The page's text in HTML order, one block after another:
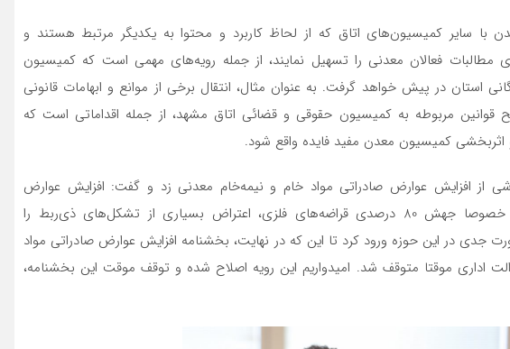
با سایر کمیسیون‌های اتاق که از لحاظ کاربرد و محتوا به یکدیگر مرتبط هستند و
مطالبات فعالان معدنی را تسهیل نمایند، از جمله رویه‌های مهمی است که کمیسیون
استان در پیش خواهد گرفت. به عنوان مثال، انتقال برخی از موانع و ابهامات قانونی
قوانین مربوطه به کمیسیون حقوقی و قضائی اتاق مشهد، از جمله اقداماتی است که
اثربخشی کمیسیون معدن مفید فایده واقع شود.
از افزایش عوارض صادراتی مواد خام و نیمه‌خام معدنی زد و گفت: افزایش عوارض
صادراتی مواد خام و نیمه‌خام، خصوصا جهش 80 درصدی قراضه‌های فلزی، اعتراض بسیاری از تشکل‌های ذی‌ربط را
جدی در این حوزه ورود کرد تا این که در نهایت، بخشنامه افزایش عوارض صادراتی مواد
اداری موقتا متوقف شد. امیدواریم این رویه اصلاح شده و توقف موقت این بخشنامه،